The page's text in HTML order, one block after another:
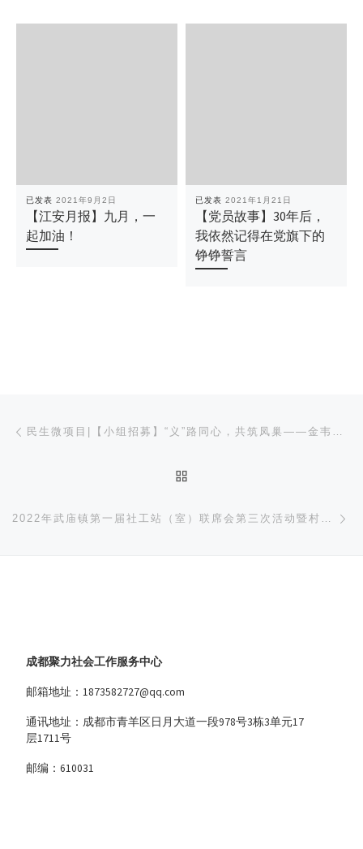
已发表 2021年9月2日
【江安月报】九月，一
起加油！
已发表 2021年1月21日
【党员故事】30年后，
我依然记得在党旗下的
铮铮誓言
文章导航 民生微项目|【小组招募】“义”路同心，共筑凤巢——金韦社区自组织成长小组邀您参加~
成都聚力社会工作服务中心
邮箱地址：1873582727@qq.com
通讯地址：成都市青羊区日月大道一段978号3栋3单元17
层1711号
邮编：610031